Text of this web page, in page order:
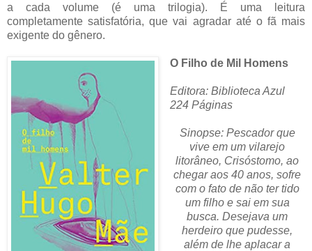
a cada volume (é uma trilogia). É uma leitura
completamente satisfatória, que vai agradar até o fã mais
exigente do gênero.
O Filho de Mil Homens
Editora: Biblioteca Azul
224 Páginas
Sinopse: Pescador que
vive em um vilarejo
litorâneo, Crisóstomo, ao
chegar aos 40 anos, sofre
com o fato de não ter tido
um filho e sai em sua
busca. Desejava um
herdeiro que pudesse,
além de lhe aplacar a